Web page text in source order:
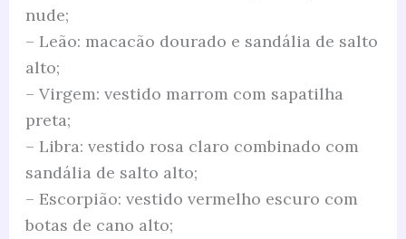
nude;
– Leão: macacão dourado e sandália de salto
alto;
– Virgem: vestido marrom com sapatilha
preta;
– Libra: vestido rosa claro combinado com
sandália de salto alto;
– Escorpião: vestido vermelho escuro com
botas de cano alto;